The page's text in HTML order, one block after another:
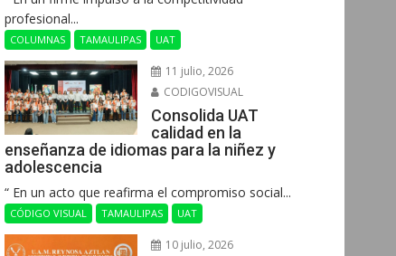
profesional...
COLUMNAS TAMAULIPAS UAT
11 julio, 2026
CODIGOVISUAL
Consolida UAT
calidad en la
enseñanza de idiomas para la niñez y
adolescencia
“ En un acto que reafirma el compromiso social...
CÓDIGO VISUAL TAMAULIPAS UAT
10 julio, 2026